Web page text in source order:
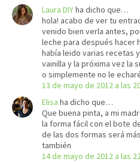
Laura DIYha dicho que…
hola! acabo de ver tu
venido bien verla antes,
leche para después hacer
había leido varias recetas
vainilla y la próxima vez la
o simplemente no le
13 de mayo de 2012 a las
Elisa ha dicho que…
Que buena pinta, a mi
la forma fácil con el bote
de las dos formas será
también
14 de mayo de 2012 a las